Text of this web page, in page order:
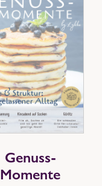
Genuss-
Momente